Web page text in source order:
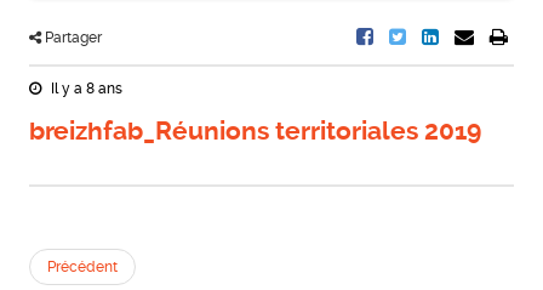
Partager
Il y a 8 ans
breizhfab_Réunions territoriales 2019
Précédent